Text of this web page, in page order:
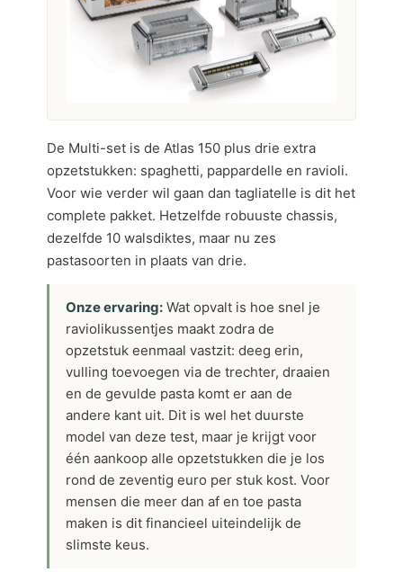
De Multi-set is de Atlas 150 plus drie extra
opzetstukken: spaghetti, pappardelle en ravioli.
Voor wie verder wil gaan dan tagliatelle is dit het
complete pakket. Hetzelfde robuuste chassis,
dezelfde 10 walsdiktes, maar nu zes
pastasoorten in plaats van drie.
Onze ervaring: Wat opvalt is hoe snel je
raviolikussentjes maakt zodra de
opzetstuk eenmaal vastzit: deeg erin,
vulling toevoegen via de trechter, draaien
en de gevulde pasta komt er aan de
andere kant uit. Dit is wel het duurste
model van deze test, maar je krijgt voor
één aankoop alle opzetstukken die je los
rond de zeventig euro per stuk kost. Voor
mensen die meer dan af en toe pasta
maken is dit financieel uiteindelijk de
slimste keus.